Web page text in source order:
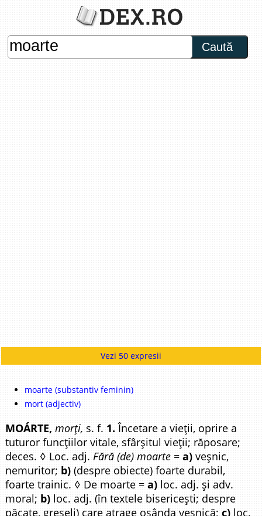
Caută
Vezi 50 expresii
moarte (substantiv feminin)
mort (adjectiv)
MOÁRTE, morți, s. f. 1. Încetare a vieții, oprire a
tuturor funcțiilor vitale, sfârșitul vieții; răposare;
deces. ◊ Loc. adj. Fără (de) moarte =a) veșnic,
nemuritor; b) (despre obiecte) foarte durabil,
foarte trainic. ◊ De moarte =a) loc. adj. și adv.
moral; b) loc. adj. (în textele bisericești; despre
păcate, greșeli) care atrage osânda veșnică;c) loc.